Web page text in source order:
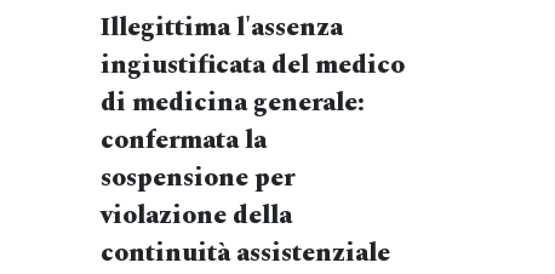
Illegittima l'assenza
ingiustificata del medico
di medicina generale:
confermata la
sospensione per
violazione della
continuità assistenziale